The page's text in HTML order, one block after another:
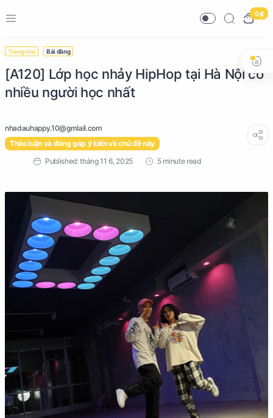
0 ₫
Trang chủ Bài đăng
[A120] Lớp học nhảy HipHop tại Hà Nội có
nhiều người học nhất
Thảo luận và đóng góp ý kiến về chủ đề này
5 minute read